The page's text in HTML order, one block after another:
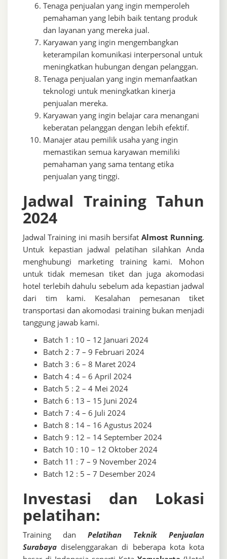
Tenaga penjualan yang ingin memperoleh
pemahaman yang lebih baik tentang produk
dan layanan yang mereka jual.
Karyawan yang ingin mengembangkan
keterampilan komunikasi interpersonal untuk
meningkatkan hubungan dengan pelanggan.
Tenaga penjualan yang ingin memanfaatkan
teknologi untuk meningkatkan kinerja
penjualan mereka.
Karyawan yang ingin belajar cara menangani
keberatan pelanggan dengan lebih efektif.
Manajer atau pemilik usaha yang ingin
memastikan semua karyawan memiliki
pemahaman yang sama tentang etika
penjualan yang tinggi.
Jadwal Training Tahun
2024
Jadwal Training ini masih bersifat Almost Running.
Untuk kepastian jadwal pelatihan silahkan Anda
menghubungi marketing training kami. Mohon
untuk tidak memesan tiket dan juga akomodasi
hotel terlebih dahulu sebelum ada kepastian jadwal
dari tim kami. Kesalahan pemesanan tiket
transportasi dan akomodasi training bukan menjadi
tanggung jawab kami.
Batch 1 : 10 – 12 Januari 2024
Batch 2 : 7 – 9 Februari 2024
Batch 3 : 6 – 8 Maret 2024
Batch 4 : 4 – 6 April 2024
Batch 5 : 2 – 4 Mei 2024
Batch 6 : 13 – 15 Juni 2024
Batch 7 : 4 – 6 Juli 2024
Batch 8 : 14 – 16 Agustus 2024
Batch 9 : 12 – 14 September 2024
Batch 10 : 10 – 12 Oktober 2024
Batch 11 : 7 – 9 November 2024
Batch 12 : 5 – 7 Desember 2024
Investasi dan Lokasi
pelatihan:
Training dan Pelatihan Teknik Penjualan
Surabaya diselenggarakan di beberapa kota kota